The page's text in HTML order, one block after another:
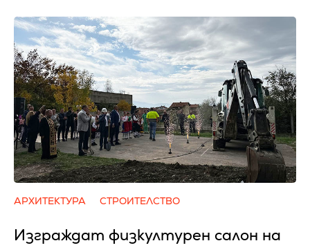
АРХИТЕКТУРА СТРОИТЕЛСТВО
Изграждат физкултурен салон на